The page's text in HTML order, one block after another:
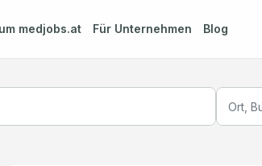
medjobs.at Für Unternehmen Blog